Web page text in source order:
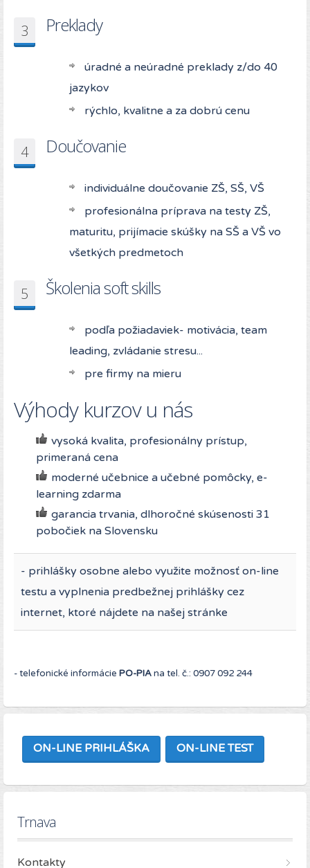
3 Preklady
úradné a neúradné preklady z/do 40
jazykov
rýchlo, kvalitne a za dobrú cenu
4 Doučovanie
individuálne doučovanie ZŠ, SŠ, VŠ
profesionálna príprava na testy ZŠ,
maturitu, prijímacie skúšky na SŠ a VŠ vo
všetkých predmetoch
5 Školenia soft skills
podľa požiadaviek- motivácia, team
leading, zvládanie stresu...
pre firmy na mieru
Výhody kurzov u nás
vysoká kvalita, profesionálny prístup,
primeraná cena
moderné učebnice a učebné pomôcky, e-
learning zdarma
garancia trvania, dlhoročné skúsenosti 31
pobočiek na Slovensku
- prihlášky osobne alebo využite možnosť on-line
testu a vyplnenia predbežnej prihlášky cez
internet, ktoré nájdete na našej stránke
- telefonické informácie PO-PIAna tel. č.: 0907 092 244
ON-LINE PRIHLÁŠKA ON-LINE TEST
Trnava
Kontakty